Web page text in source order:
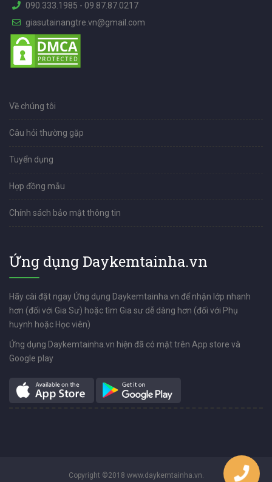
090.333.1985 - 09.87.87.0217
giasutainangtre.vn@gmail.com
Về chúng tôi
Câu hỏi thường gặp
Tuyển dụng
Hợp đồng mẫu
Chính sách bảo mật thông tin
Ứng dụng Daykemtainha.vn
Hãy cài đặt ngay Ứng dụng Daykemtainha.vn để nhận lớp nhanh
hơn (đối với Gia Sư) hoặc tìm Gia sư dễ dàng hơn (đối với Phụ
huynh hoặc Học viên)
Ứng dụng Daykemtainha.vn hiện đã có mặt trên App store và
Google play
Copyright ©2018 www.daykemtainha.vn.